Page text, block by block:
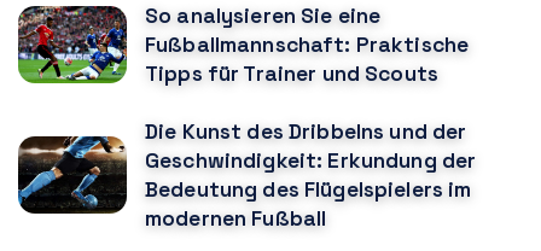
So analysieren Sie eine
Fußballmannschaft: Praktische
Tipps für Trainer und Scouts
Die Kunst des Dribbelns und der
Geschwindigkeit: Erkundung der
Bedeutung des Flügelspielers im
modernen Fußball